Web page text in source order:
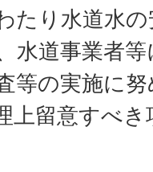
たり水道水
水道事業者
等の実施に
上留意すべ